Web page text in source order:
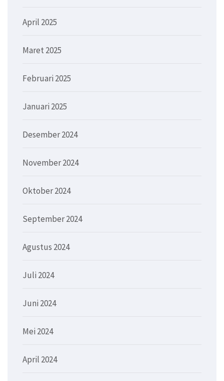
April 2025
Maret 2025
Februari 2025
Januari 2025
Desember 2024
November 2024
Oktober 2024
September 2024
Agustus 2024
Juli 2024
Juni 2024
Mei 2024
April 2024